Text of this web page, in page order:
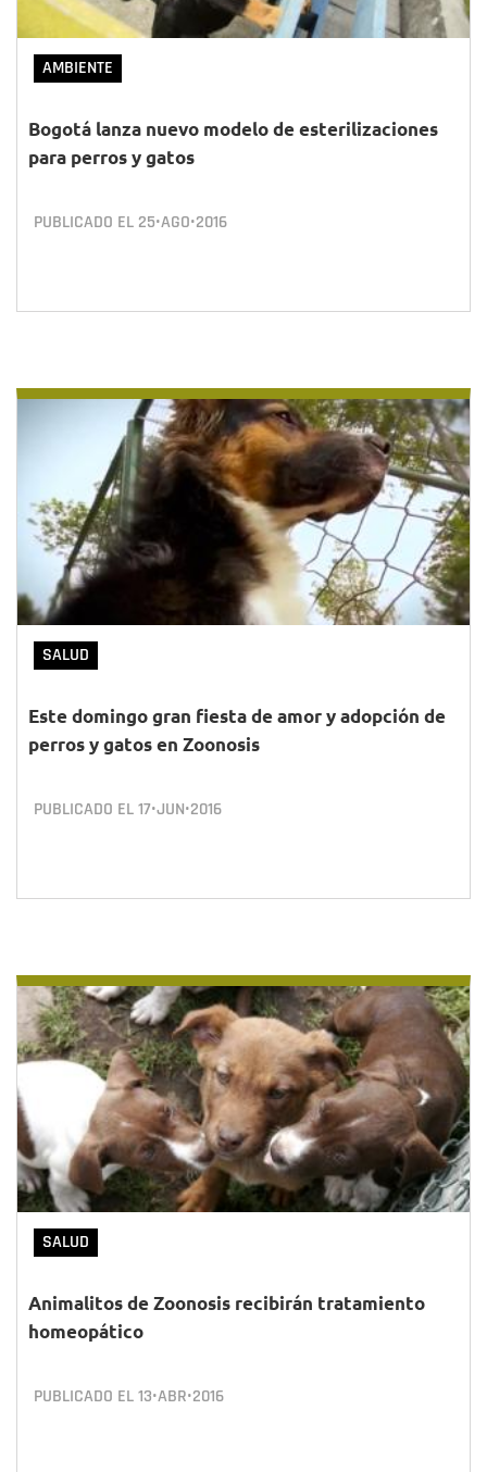
AMBIENTE
Bogotá lanza nuevo modelo de esterilizaciones
para perros y gatos
PUBLICADO EL 25•AGO•2016
SALUD
Este domingo gran fiesta de amor y adopción de
perros y gatos en Zoonosis
PUBLICADO EL17•JUN•2016
SALUD
Animalitos de Zoonosis recibirán tratamiento
homeopático
PUBLICADO EL13•ABR•2016